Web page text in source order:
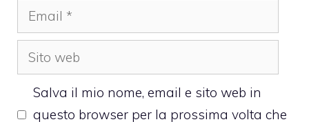
Email
Sito
web
Salva il mio nome, email e sito web in
questo browser per la prossima volta che